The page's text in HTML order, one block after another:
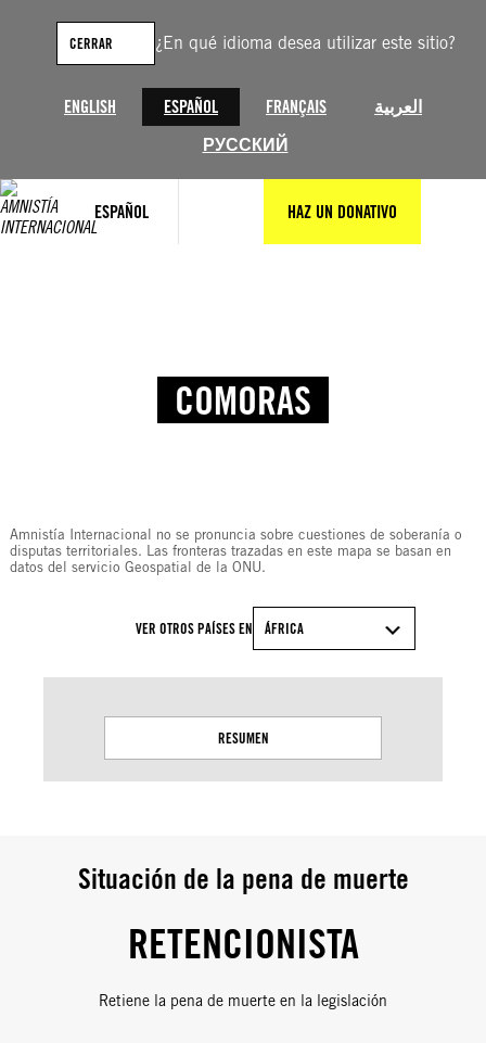
¿En qué idioma desea utilizar este sitio?
ENGLISH ESPAÑOL FRANÇAIS
العربية
РУССКИЙ
CERRAR
ESPAÑOL HAZ UN DONATIVO
COMORAS
Amnistía Internacional no se pronuncia sobre cuestiones de soberanía o
disputas territoriales. Las fronteras trazadas en este mapa se basan en
datos del servicio Geospatial de la ONU.
VER OTROS PAÍSES EN ÁFRICA
RESUMEN
Situación de la pena de muerte
RETENCIONISTA
Retiene la pena de muerte en la legislación